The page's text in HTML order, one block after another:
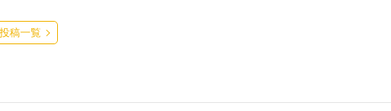
投稿一覧